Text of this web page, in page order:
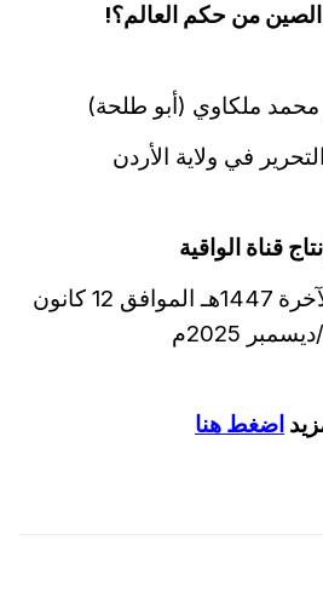
الصين من حكم العالم؟!
ملكاوي (أبو طلحة)
في ولاية الأردن
قناة الواقية
الجمعة، 21 جمادى الآخرة 1447هـ الموافق 12 كانون
2025م
اضغط هنا